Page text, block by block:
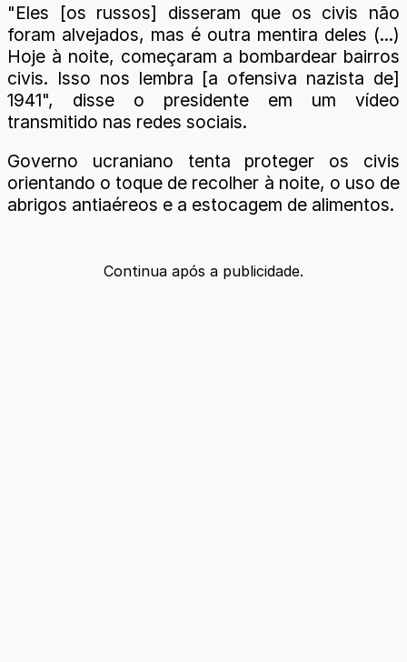
"Eles [os russos] disseram que os civis não
foram alvejados, mas é outra mentira deles (...)
Hoje à noite, começaram a bombardear bairros
civis. Isso nos lembra [a ofensiva nazista de]
1941", disse o presidente em um vídeo
transmitido nas redes sociais.
Governo ucraniano tenta proteger os civis
orientando o toque de recolher à noite, o uso de
abrigos antiaéreos e a estocagem de alimentos.
Continua após a publicidade.